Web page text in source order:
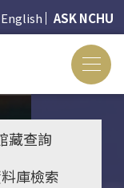
English ASK NCHU
藏查詢
庫檢索